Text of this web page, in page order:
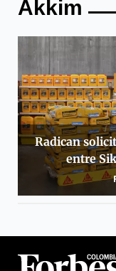
Akkim
Radican
entre